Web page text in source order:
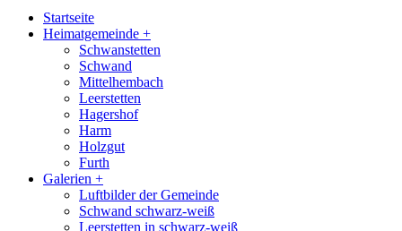
Startseite
Heimatgemeinde +
Schwanstetten
Schwand
Mittelhembach
Leerstetten
Hagershof
Harm
Holzgut
Furth
Galerien +
Luftbilder der Gemeinde
Schwand schwarz-weiß
Leerstetten in schwarz-weiß